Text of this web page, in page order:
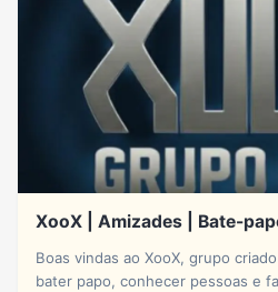
XooX | Amizades | Bate-
Boas vindas ao XooX, grupo
bater papo, conhecer pessoas e